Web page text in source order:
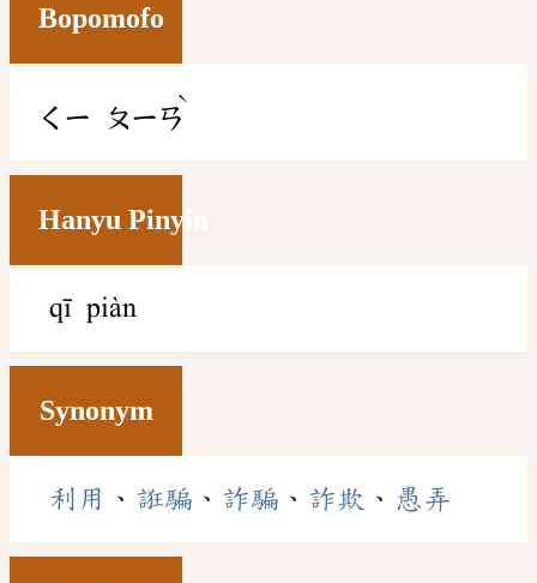
Bopomofo
ㄑㄧ ㄆㄧㄢ
ˋ
Hanyu Pinyin
qī piàn
Synonym
利用 、 誑騙 、 詐騙 、 詐欺 、 愚弄